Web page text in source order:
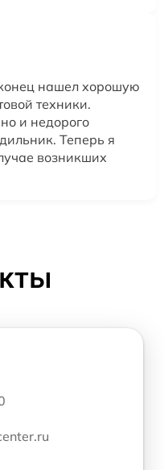
нашел хорошую
техники.
и недорого
Теперь я
возникших